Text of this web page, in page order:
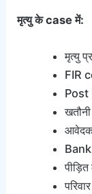
मृत्यु के case में:
मृत्यु
FIR
Post